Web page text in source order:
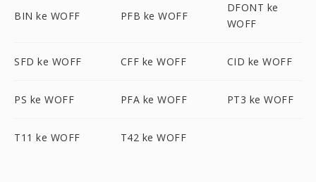
BIN ke WOFF PFB ke WOFF
DFONT ke
WOFF
SFD ke WOFF CFF ke WOFF CID ke WOFF
PS ke WOFF PFA ke WOFF PT3 ke WOFF
T11 ke WOFF T42 ke WOFF